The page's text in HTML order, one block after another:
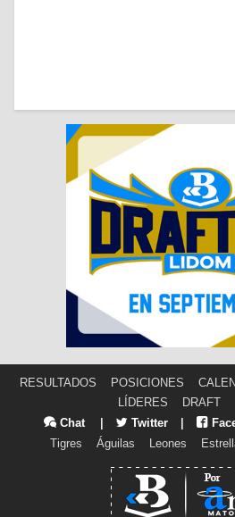
RESULTADOS POSICIONES
LÍDERES
DRAFT
Chat
Twitter
Tigres
Águilas Leones